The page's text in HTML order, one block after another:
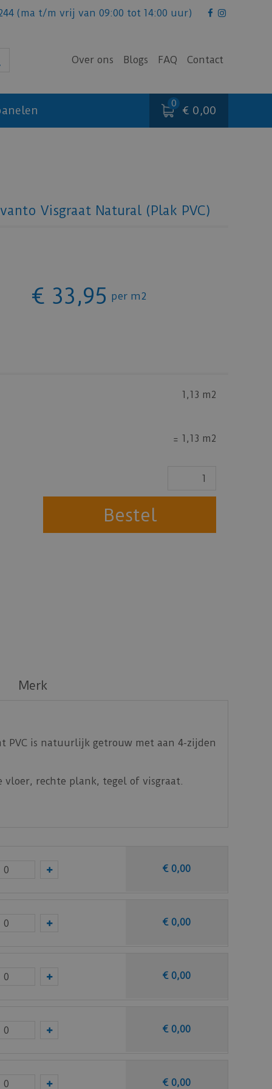
(ma t/m vrij van 09:00 tot 14:00 uur)
Over ons Blogs FAQ Contact
€ 0,00
Visgraat Natural (Plak PVC)
€ 33,95 per m2
1,13 m2
= 1,13 m2
Merk
PVC is natuurlijk getrouw met aan 4-zijden
vloer, rechte plank, tegel of visgraat.
€ 0,00
€ 0,00
€ 0,00
€ 0,00
€ 0,00